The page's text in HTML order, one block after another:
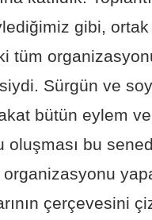
gibi,
tüm
Sürgün ve
bütün eylem
bu
çerçevesini